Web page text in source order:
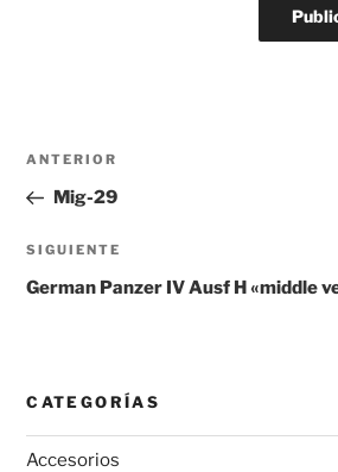
Navegación
entradas
Entrada
anterior:
ANTERIOR
Mig-29
Siguiente
entrada
SIGUIENTE
German Panzer IV Ausf H «middle
CATEGORÍAS
Accesorios